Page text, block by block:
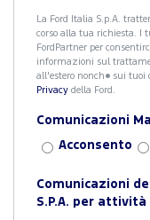
La Ford Italia S.p.A.
corso alla tua richiesta. I
FordPartner per consentirci di
informazioni sul
all'estero nonch� sui tuoi
Privacydella Ford.
Comunicazioni
Acconsento
Comunicazioni
S.P.A. per